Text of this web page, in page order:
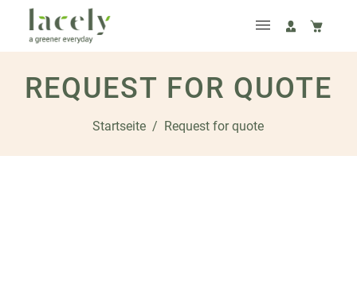
REQUEST FOR QUOTE
Startseite / Request for quote